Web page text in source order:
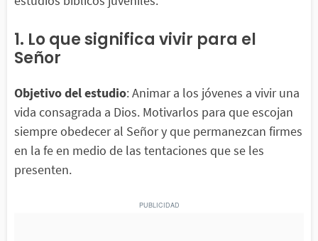
1. Lo que significa vivir para el
Señor
Objetivo del estudio: Animar a los jóvenes a vivir una
vida consagrada a Dios. Motivarlos para que escojan
siempre obedecer al Señor y que permanezcan firmes
en la fe en medio de las tentaciones que se les
presenten.